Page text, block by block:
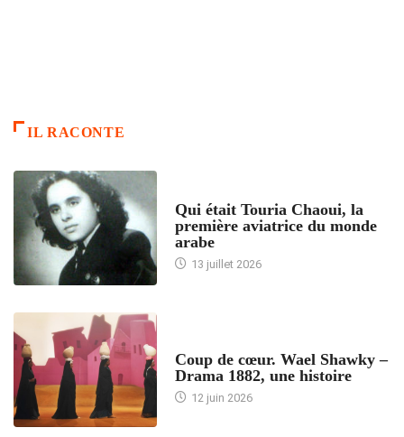
IL RACONTE
Qui était Touria Chaoui, la
première aviatrice du monde
arabe
13 juillet 2026
Coup de cœur. Wael Shawky –
Drama 1882, une histoire
12 juin 2026